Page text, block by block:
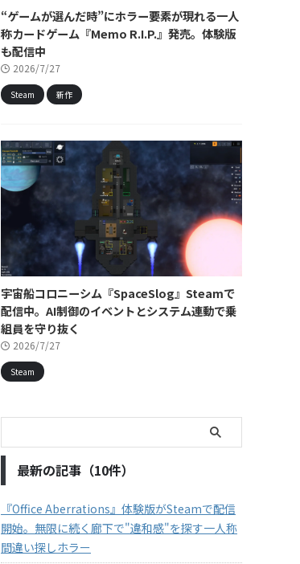
“ゲームが選んだ時”にホラー要素が現れる一人
称カードゲーム『Memo R.I.P.』発売。体験版
も配信中
2026/7/27
Steam 新作
宇宙船コロニーシム『SpaceSlog』Steamで
配信中。AI制御のイベントとシステム連動で乗
組員を守り抜く
2026/7/27
Steam
最新の記事（10件）
『Office Aberrations』体験版がSteamで配信
開始。無限に続く廊下で"違和感"を探す一人称
間違い探しホラー